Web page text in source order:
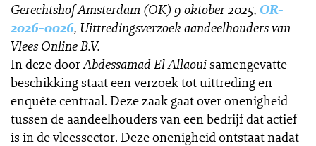
Gerechtshof Amsterdam (OK) 9 oktober 2025, OR-
2026-0026, Uittredingsverzoek aandeelhouders van
Vlees Online B.V.
In deze doorAbdessamad El Allaouisamengevatte
beschikking staat een verzoek tot uittreding en
enquête centraal. Deze zaak gaat over onenigheid
tussen de aandeelhouders van een bedrijf dat actief
is in de vleessector. Deze onenigheid ontstaat nadat